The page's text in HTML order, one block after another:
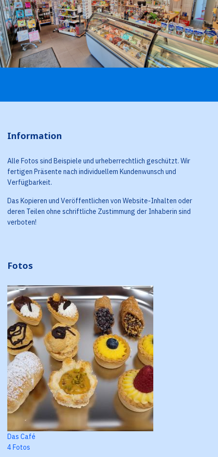
Information
Alle Fotos sind Beispiele und urheberrechtlich geschützt. Wir
fertigen Präsente nach individuellem Kundenwunsch und
Verfügbarkeit.
Das Kopieren und Veröffentlichen von Website-Inhalten oder
deren Teilen ohne schriftliche Zustimmung der Inhaberin sind
verboten!
Fotos
Das Café
4 Fotos